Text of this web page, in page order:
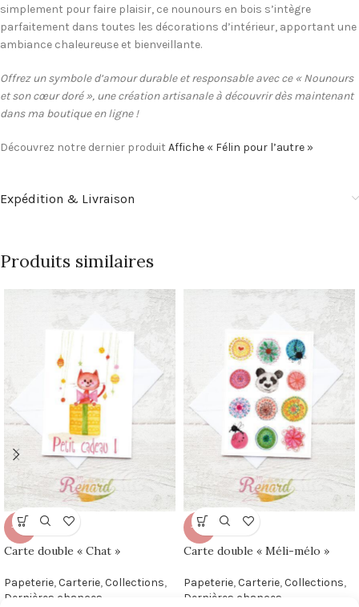
simplement pour faire plaisir, ce nounours en bois s’intègre
parfaitement dans toutes les décorations d’intérieur, apportant une
ambiance chaleureuse et bienveillante.
Offrez un symbole d’amour durable et responsable avec ce « Nounours
et son cœur doré », une création artisanale à découvrir dès maintenant
dans ma boutique en ligne !
Découvrez notre dernier produit Affiche « Félin pour l’autre »
Expédition & Livraison
Produits similaires
-50%
Carte double « Chat »
Papeterie,Carterie,Collections,
Dernières chances
-50%
Carte double « Méli-mélo »
Papeterie,Carterie,Collections,
Dernières chances